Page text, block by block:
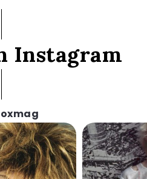
Instagram